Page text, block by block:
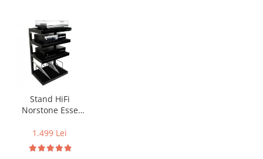
Stand HiFi
Norstone Esse
1.499 Lei